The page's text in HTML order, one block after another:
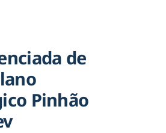
de
Pinhão